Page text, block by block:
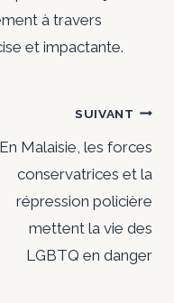
à travers
et impactante.
SUIVANT
En Malaisie, les forces
conservatrices et la
répression policière
mettent la vie des
LGBTQ en danger